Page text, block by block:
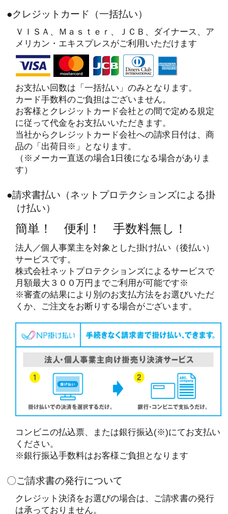
●クレジットカード（一括払い）
ＶＩＳＡ、Ｍａｓｔｅｒ、ＪＣＢ、ダイナース、ア
メリカン・エキスプレスがご利用いただけます
お支払い回数は「一括払い」のみとなります。
カード手数料のご負担はございません。
お客様とクレジットカード会社との間で定める規定
に従って代金をお支払いいただきます。
当社からクレジットカード会社への請求日付は、商
品の「出荷日※」となります。
（※メーカー直送の場合1日後になる場合がありま
す）
●請求書払い（ネットプロテクションズによる掛
け払い）
簡単！ 便利！ 手数料無し！
法人／個人事業主を対象とした掛け払い（後払い）
サービスです。
株式会社ネットプロテクションズによるサービスで
月額最大３００万円までご利用が可能です※
※審査の結果により別のお支払方法をお選びいただ
くか、ご注文をお断りする場合がございます。
コンビニの払込票、または銀行振込(※)にてお支払い
ください。
※銀行振込手数料はお客様ご負担となります
〇ご請求書の発行について
クレジット決済をお選びの場合は、ご請求書の発行
は承っておりません。